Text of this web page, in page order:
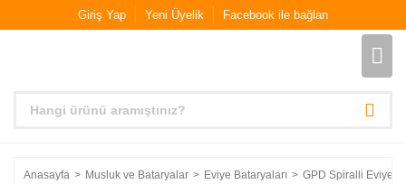
Giriş Yap Yeni Üyelik Facebook ile bağlan
Anasayfa Musluk ve Bataryalar Eviye Bataryaları GPD Spiralli Eviye